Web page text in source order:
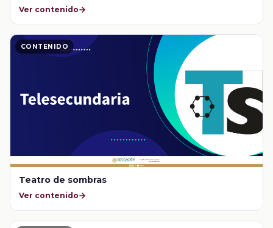
Ver contenido
CONTENIDO
Teatro de sombras
Ver contenido